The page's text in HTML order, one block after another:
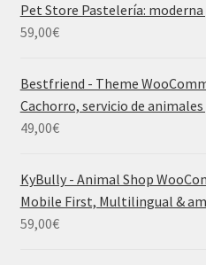
Pet Store Pastelería:
59,00€
Bestfriend - Theme
Cachorro, servicio de animales
49,00€
KyBully - Animal Shop
Mobile First, Multilingual &
59,00€